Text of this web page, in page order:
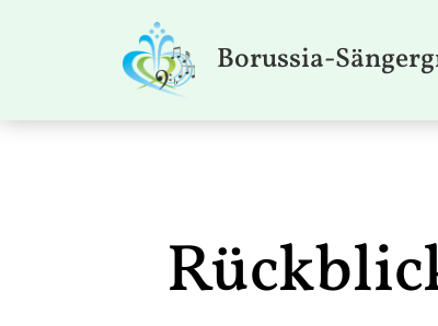
Borussia-